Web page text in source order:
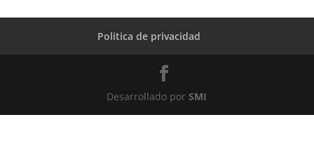
Politica de privacidad
Desarrollado porSMI